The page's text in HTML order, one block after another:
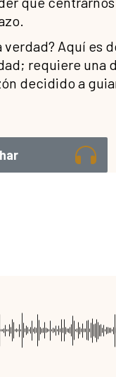
verdad? Aquí es
requiere
decidido a